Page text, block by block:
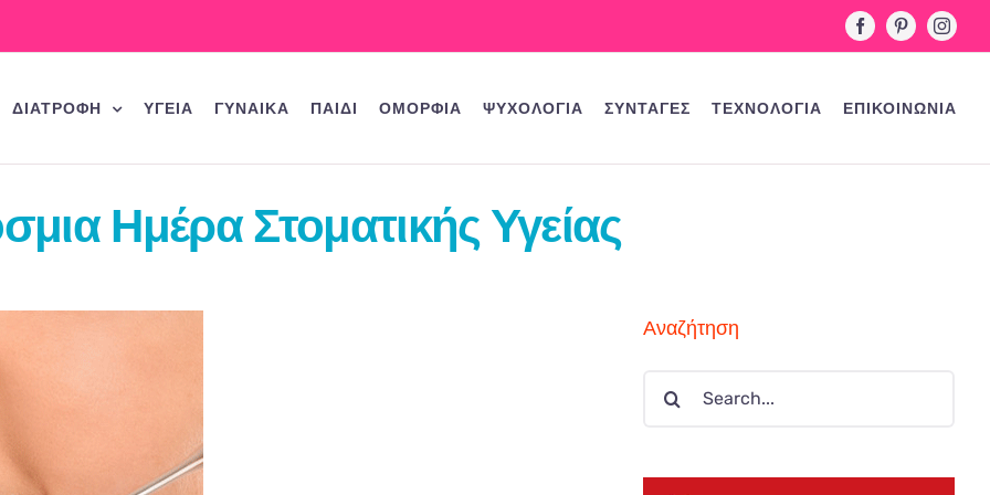
FacebookPinterest
ΔΙΑΤΡΟΦΗ ΥΓΕΙΑ ΓΥΝΑΙΚΑ ΠΑΙΔΙ ΟΜΟΡΦΙΑ ΨΥΧΟΛΟΓΙΑ ΣΥΝΤΑΓΕΣ ΤΕΧΝΟΛΟΓΙΑ ΕΠΙΚΟΙΝΩΝΙΑ
Ημέρα Στοματικής Υγείας
Αναζήτηση
Search